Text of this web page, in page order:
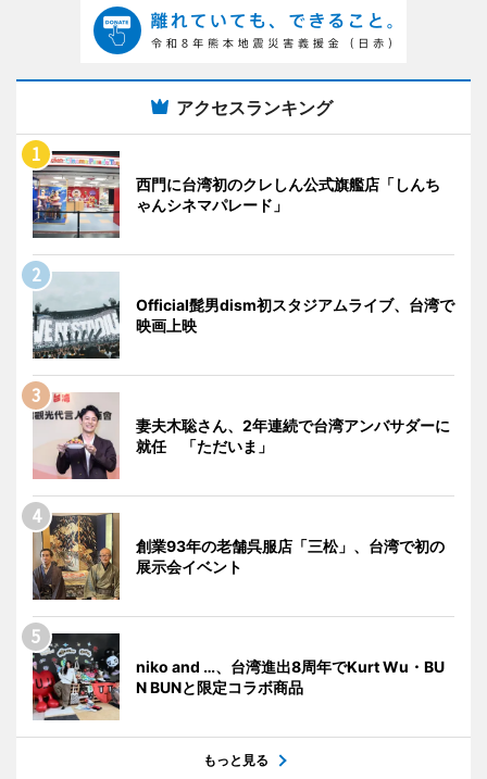
アクセスランキング
西門に台湾初のクレしん公式旗艦店「しんち
ゃんシネマパレード」
Official髭男dism初スタジアムライブ、台湾で
映画上映
妻夫木聡さん、2年連続で台湾アンバサダーに
就任 「ただいま」
創業93年の老舗呉服店「三松」、台湾で初の
展示会イベント
niko and …、台湾進出8周年でKurt Wu・BU
N BUNと限定コラボ商品
もっと見る